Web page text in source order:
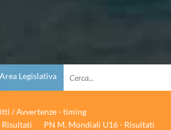
Area Legislativa
/ Avvertenze - timing
Risultati
PN M. Mondiali U16 - Risultati